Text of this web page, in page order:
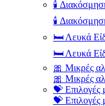
🕯️
🕯️
🛏️ Λευκά
🛏️ Λευκά
🎀 Μικρές
🎀 Μικρές
💝 Επιλογές
💝 Επιλογές